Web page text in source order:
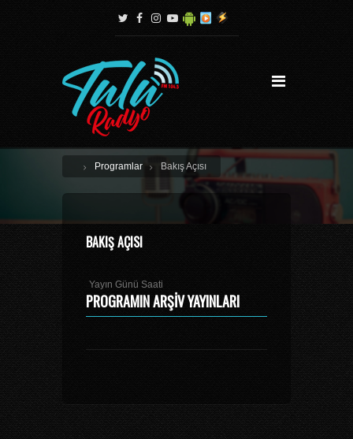
Programlar Bakış Açısı
BAKIŞ AÇISI
Yayın Günü Saati
PROGRAMIN ARŞIV YAYINLARI